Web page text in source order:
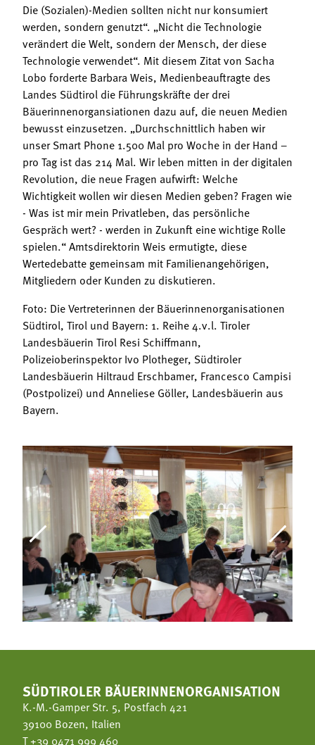
Die (Sozialen)-Medien sollten nicht nur konsumiert
werden, sondern genutzt“. „Nicht die Technologie
verändert die Welt, sondern der Mensch, der diese
Technologie verwendet“. Mit diesem Zitat von Sacha
Lobo forderte Barbara Weis, Medienbeauftragte des
Landes Südtirol die Führungskräfte der drei
Bäuerinnenorgansiationen dazu auf, die neuen Medien
bewusst einzusetzen. „Durchschnittlich haben wir
unser Smart Phone 1.500 Mal pro Woche in der Hand –
pro Tag ist das 214 Mal. Wir leben mitten in der digitalen
Revolution, die neue Fragen aufwirft: Welche
Wichtigkeit wollen wir diesen Medien geben? Fragen wie
- Was ist mir mein Privatleben, das persönliche
Gespräch wert? - werden in Zukunft eine wichtige Rolle
spielen.“ Amtsdirektorin Weis ermutigte, diese
Wertedebatte gemeinsam mit Familienangehörigen,
Mitgliedern oder Kunden zu diskutieren.
Foto: Die Vertreterinnen der Bäuerinnenorganisationen
Südtirol, Tirol und Bayern: 1. Reihe 4.v.l. Tiroler
Landesbäuerin Tirol Resi Schiffmann,
Polizeioberinspektor Ivo Plotheger, Südtiroler
Landesbäuerin Hiltraud Erschbamer, Francesco Campisi
(Postpolizei) und Anneliese Göller, Landesbäuerin aus
Bayern.
SÜDTIROLER BÄUERINNENORGANISATION
K.-M.-Gamper Str. 5, Postfach 421
39100 Bozen, Italien
T+39 0471 999 460